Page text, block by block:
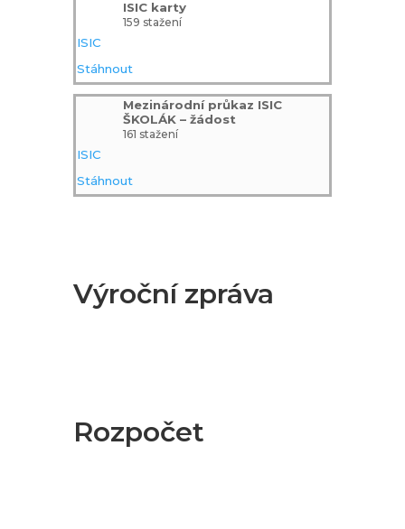
ISIC karty
159 stažení
ISIC
Stáhnout
Mezinárodní průkaz ISIC
ŠKOLÁK – žádost
161 stažení
ISIC
Stáhnout
Výroční zpráva
Rozpočet